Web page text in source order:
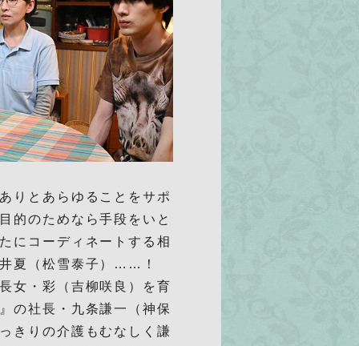
とあらゆることをサポ
的のためなら手段をいと
にコーディネートする相
夏（松雪泰子）……！
女・彩（吉柳咲良）を育
の社長・九条謙一（神保
きりの介護もむなしく謙